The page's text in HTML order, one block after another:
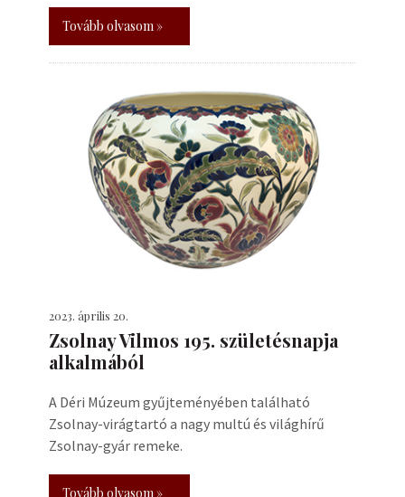
Tovább olvasom »
2023. április 20.
Zsolnay Vilmos 195. születésnapja
alkalmából
A Déri Múzeum gyűjteményében található
Zsolnay-virágtartó a nagy multú és világhírű
Zsolnay-gyár remeke.
Tovább olvasom »